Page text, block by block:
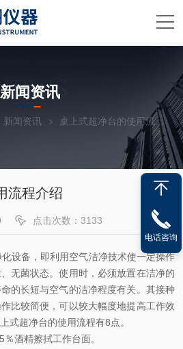
NEWS
新闻资讯
新闻资讯 桌上式超净台的使用流程介绍
流程介绍
点击次数：3133
设备，即利用空气洁净技术使一定操作
无菌状态。使用时，必须放置在洁净的
的长短与空气的洁净程度有关。其接种
比较简便，可以较大幅度地提高工作效
式超净台的使用流程有8点。
酒精擦拭工作台面。
电话咨询